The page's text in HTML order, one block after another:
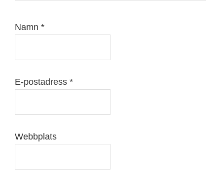
Namn *
E-postadress *
Webbplats